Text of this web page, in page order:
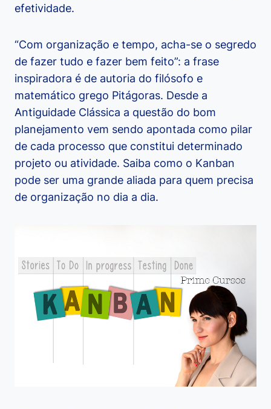
efetividade.
“Com organização e tempo, acha-se o segredo
de fazer tudo e fazer bem feito”: a frase
inspiradora é de autoria do filósofo e
matemático grego Pitágoras. Desde a
Antiguidade Clássica a questão do bom
planejamento vem sendo apontada como pilar
de cada processo que constitui determinado
projeto ou atividade. Saiba como o Kanban
pode ser uma grande aliada para quem precisa
de organização no dia a dia.